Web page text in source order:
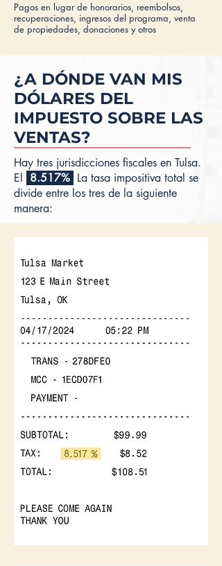
Pagos en lugar de honorarios, reembolsos,
recuperaciones, ingresos del programa, venta
de propiedades, donaciones y otros
¿A DÓNDE VAN MIS
DÓLARES DEL
IMPUESTO SOBRE LAS
VENTAS?
Hay tres jurisdicciones fiscales en Tulsa.
El
8.517% La tasa impositiva total se
divide entre los tres de la siguiente
manera: